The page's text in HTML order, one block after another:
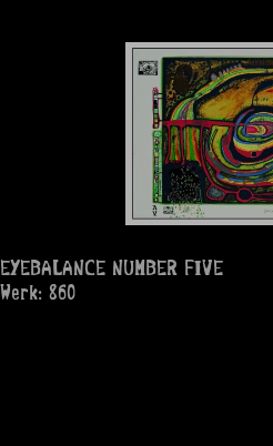
EYEBALANCE NUMBER FIVE
Werk: 860